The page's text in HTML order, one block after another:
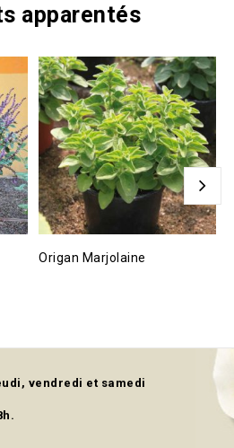
apparentés
Origan Marjolaine
vendredi et samedi